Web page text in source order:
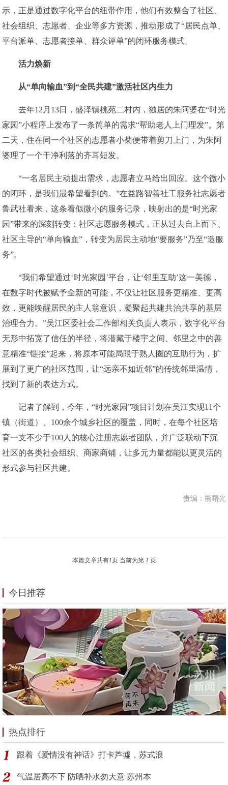
示，正是通过数字化平台的纽带作用，他们有效整合了社区、
社会组织、志愿者、企业等多方资源，推动形成了“居民点单、
平台派单、志愿者接单、群众评单”的闭环服务模式。
活力焕新
从“单向输血”到“全民共建”激活社区内生力
去年12月13日，盛泽镇桃苑二村内，独居的朱阿婆在“时光
家园”小程序上发布了一条简单的需求“帮助老人上门理发”。第
二天，住在同一个社区的志愿者小菊便带着剪刀上门，为朱阿
婆理了一个干净利落的齐耳短发。
“一名居民主动提出需求，志愿者立马给出回应。这个微小
的闭环，是我们最希望看到的。”在益路智善社工服务社志愿者
鲁武社看来，这条看似微小的服务记录，映射出的是“时光家
园”带来的深刻转变：社区志愿服务模式，正从过去自上而下、
社区主导的“单向输血”，转变为居民主动地“要服务”乃至“造服
务”。
“我们希望通过‘时光家园’平台，让‘邻里互助’这一美德，
在数字时代被赋予全新的可能，不仅让社区服务更精准、更高
效，更能唤醒居民的主人翁意识，凝聚起共建共治共享的基层
治理合力。”吴江区委社会工作部相关负责人表示，数字化平台
无形中拓宽了信任的半径，将潜藏于楼宇之间、邻里之中的善
意精准“链接”起来，将原本可能局限于熟人圈的互助行为，扩
展到了更广的社区范围，让“远亲不如近邻”的传统邻里温情，
找到了新的表达方式。
记者了解到，今年，“时光家园”项目计划在吴江实现11个
镇（街道）、100余个城乡社区的覆盖，同时，在每个社区培
育一支不少于100人的核心注册志愿者团队，并广泛联动下沉
社区的各类社会组织、商家商铺，让多元力量都能以更灵活的
形式参与社区共建。
责编：熊曙光
本篇文章共有1页 当前为第 1 页
今日推荐
热点排行
跟着《爱情没有神话》打卡芦墟，苏式浪
气温居高不下 防晒补水勿大意 苏州本